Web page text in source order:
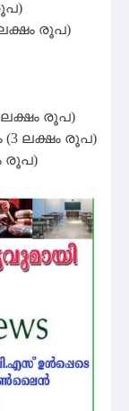
രൂപ)
ലക്ഷം രൂപ)
(3 ലക്ഷം രൂപ)
രൂപ)